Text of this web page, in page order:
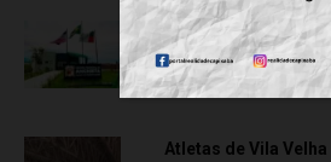
Transporte
aciona Câmara de
quarta-feira, 5 de agosto
Atletas de Vila